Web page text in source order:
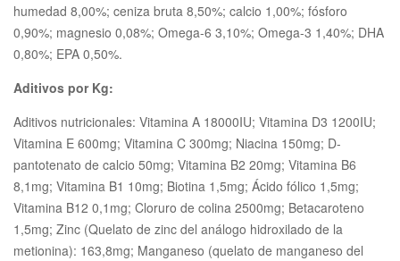
humedad 8,00%; ceniza bruta 8,50%; calcio 1,00%; fósforo
0,90%; magnesio 0,08%; Omega-6 3,10%; Omega-3 1,40%; DHA
0,80%; EPA 0,50%.
Aditivos por Kg:
Aditivos nutricionales: Vitamina A 18000IU; Vitamina D3 1200IU;
Vitamina E 600mg; Vitamina C 300mg; Niacina 150mg; D-
pantotenato de calcio 50mg; Vitamina B2 20mg; Vitamina B6
8,1mg; Vitamina B1 10mg; Biotina 1,5mg; Ácido fólico 1,5mg;
Vitamina B12 0,1mg; Cloruro de colina 2500mg; Betacaroteno
1,5mg; Zinc (Quelato de zinc del análogo hidroxilado de la
metionina): 163,8mg; Manganeso (quelato de manganeso del